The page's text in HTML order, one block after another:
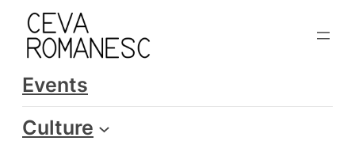
Skip
content
Events
Culture